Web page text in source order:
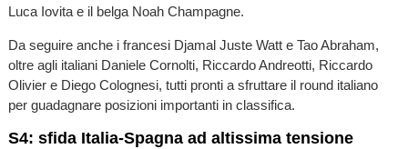
Luca Iovita e il belga Noah Champagne.
Da seguire anche i francesi Djamal Juste Watt e Tao Abraham,
oltre agli italiani Daniele Cornolti, Riccardo Andreotti, Riccardo
Olivier e Diego Colognesi, tutti pronti a sfruttare il round italiano
per guadagnare posizioni importanti in classifica.
S4: sfida Italia-Spagna ad altissima tensione